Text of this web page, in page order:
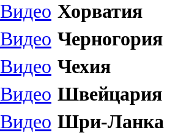
Видео Хорватия
Видео Черногория
Видео Чехия
Видео Швейцария
Видео Шри-Ланка